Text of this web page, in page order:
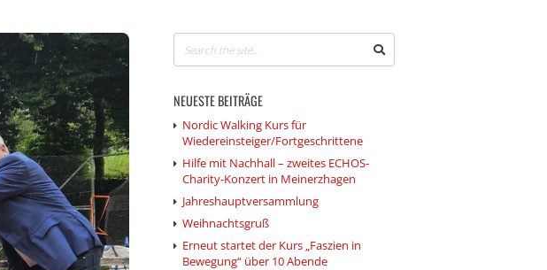
NEUESTE BEITRÄGE
Nordic Walking Kurs für
Wiedereinsteiger/Fortgeschrittene
Hilfe mit Nachhall – zweites ECHOS-
Charity-Konzert in Meinerzhagen
Jahreshauptversammlung
Weihnachtsgruß
Erneut startet der Kurs „Faszien in
Bewegung“ über 10 Abende